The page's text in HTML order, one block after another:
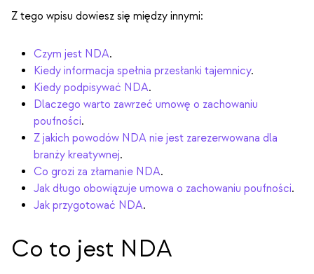
Z tego wpisu dowiesz się między innymi:
Czym jest NDA.
Kiedy informacja spełnia przesłanki tajemnicy.
Kiedy podpisywać NDA.
Dlaczego warto zawrzeć umowę o zachowaniu
poufności.
Z jakich powodów NDA nie jest zarezerwowana dla
branży kreatywnej.
Co grozi za złamanie NDA.
Jak długo obowiązuje umowa o zachowaniu poufności.
Jak przygotować NDA.
Co to jest NDA